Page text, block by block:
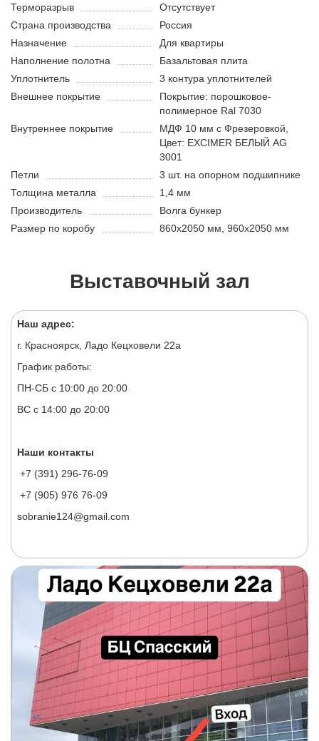
Терморазрыв
Отсутствует
Страна производства
Россия
Назначение
Для квартиры
Наполнение полотна
Базальтовая плита
Уплотнитель
3 контура уплотнителей
Внешнее покрытие
Покрытие: порошковое-
полимерное Ral 7030
Внутреннее покрытие
МДФ 10 мм с Фрезеровкой,
Цвет: EXCIMER БЕЛЫЙ AG
3001
Петли
3 шт. на опорном подшипнике
Толщина металла
1,4 мм
Производитель
Волга бункер
Размер по коробу
860х2050 мм, 960х2050 мм
Выставочный зал
Наш адрес:
г. Красноярск, Ладо Кецховели 22а
График работы:
ПН-СБ с 10:00 до 20:00
ВС с 14:00 до 20:00
Наши контакты
+7 (391) 296-76-09
+7 (905) 976 76-09
sobranie124@gmail.com